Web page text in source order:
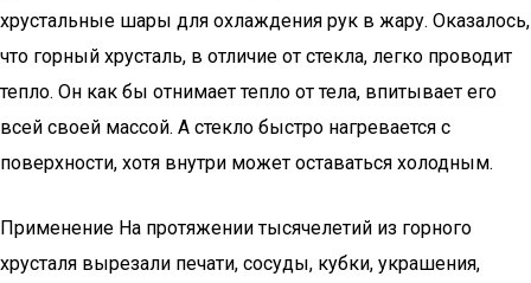
хрустальные шары для охлаждения рук в жару. Оказалось,
что горный хрусталь, в отличие от стекла, легко проводит
тепло. Он как бы отнимает тепло от тела, впитывает его
всей своей массой. А стекло быстро нагревается с
поверхности, хотя внутри может оставаться холодным.
Применение На протяжении тысячелетий из горного
хрусталя вырезали печати, сосуды, кубки, украшения,